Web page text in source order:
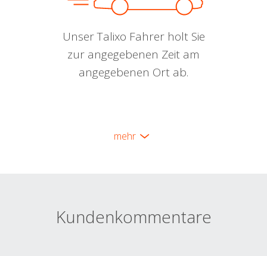
Unser Talixo Fahrer holt Sie
zur angegebenen Zeit am
angegebenen Ort ab.
mehr
Kundenkommentare